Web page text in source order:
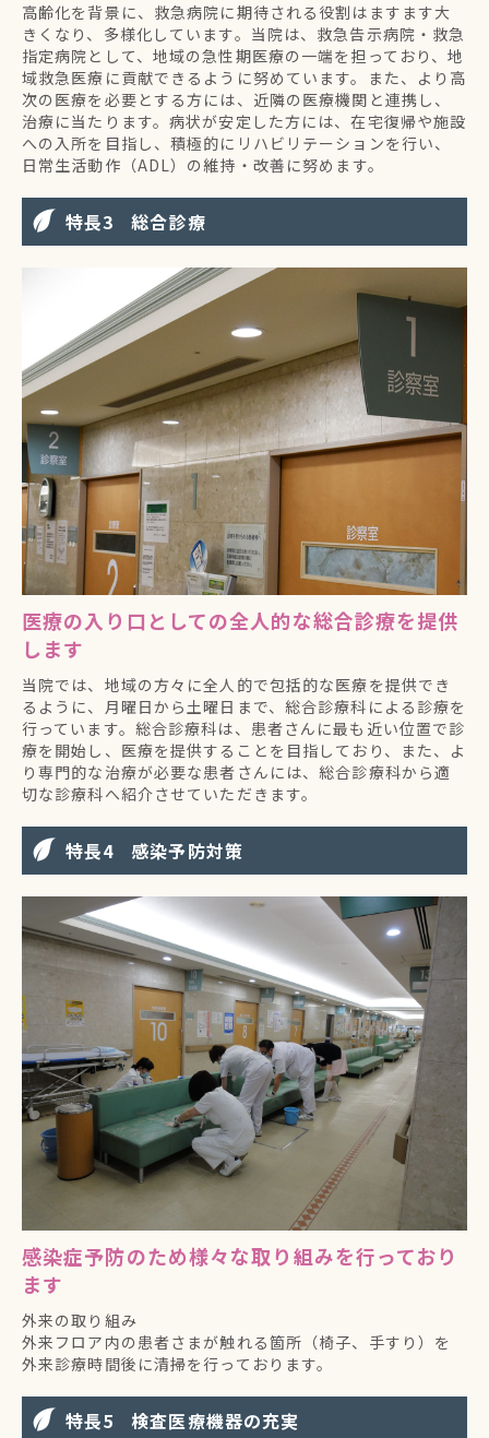
高齢化を背景に、救急病院に期待される役割はますます大
きくなり、多様化しています。当院は、救急告示病院・救急
指定病院として、地域の急性期医療の一端を担っており、地
域救急医療に貢献できるように努めています。また、より高
次の医療を必要とする方には、近隣の医療機関と連携し、
治療に当たります。病状が安定した方には、在宅復帰や施設
への入所を目指し、積極的にリハビリテーションを行い、
日常生活動作（ADL）の維持・改善に努めます。
特長 総合診療
医療の入り口としての全人的な総合診療を提供
します
当院では、地域の方々に全人的で包括的な医療を提供でき
るように、月曜日から土曜日まで、総合診療科による診療を
行っています。総合診療科は、患者さんに最も近い位置で診
療を開始し、医療を提供することを目指しており、また、よ
り専門的な治療が必要な患者さんには、総合診療科から適
切な診療科へ紹介させていただきます。
特長 感染予防対策
感染症予防のため様々な取り組みを行っており
ます
外来の取り組み
外来フロア内の患者さまが触れる箇所（椅子、手すり）を
外来診療時間後に清掃を行っております。
特長 検査医療機器の充実